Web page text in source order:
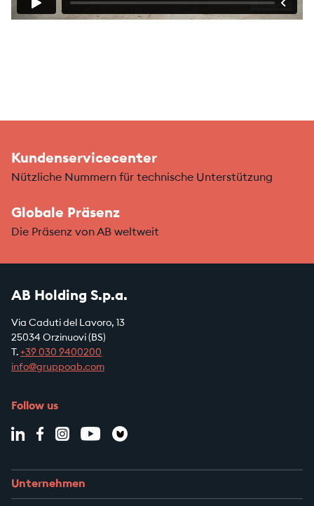
Kundenservicecenter
Nützliche Nummern für technische Unterstützung
Globale Präsenz
Die Präsenz von AB weltweit
AB Holding S.p.a.
Via Caduti del Lavoro, 13
25034 Orzinuovi (BS)
T. +39 030 9400200
info@gruppoab.com
Follow us
Unternehmen